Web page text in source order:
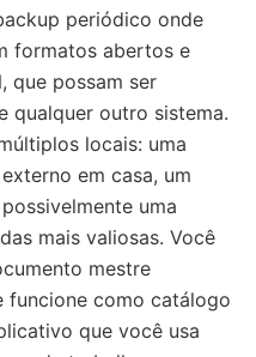
periódico onde
formatos abertos e
que possam ser
qualquer outro sistema.
locais: uma
em casa, um
uma
mais valiosas. Você
mestre
funcione como catálogo
que você usa